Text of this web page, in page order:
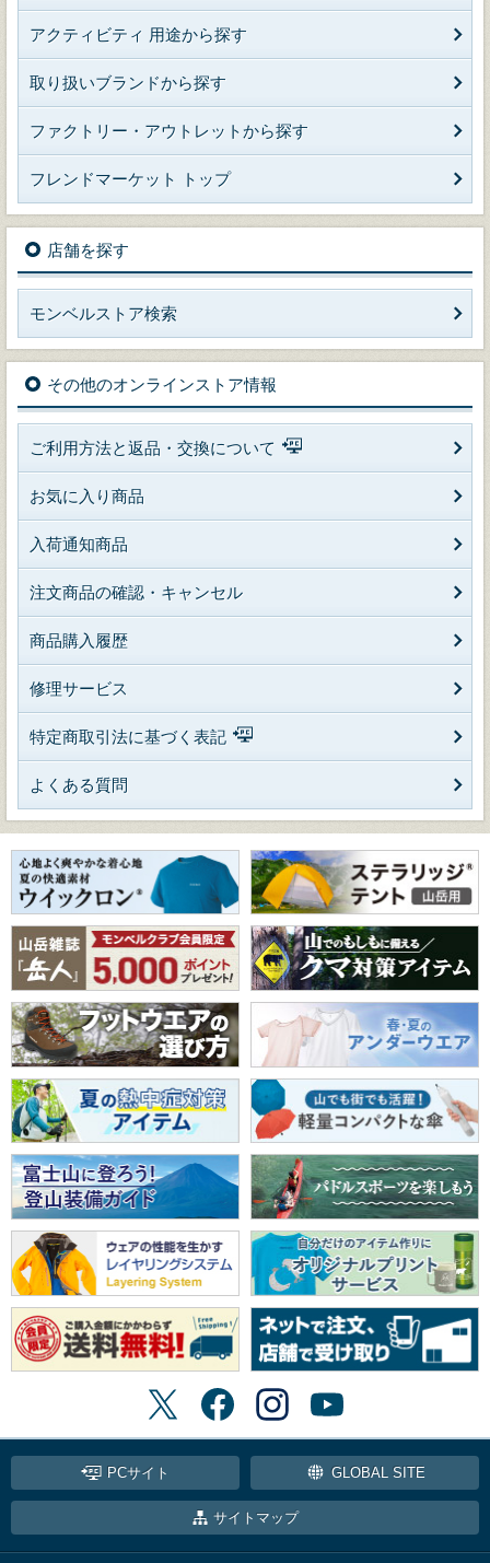
アクティビティ 用途から探す
取り扱いブランドから探す
ファクトリー・アウトレットから探す
フレンドマーケット トップ
店舗を探す
モンベルストア検索
その他のオンラインストア情報
ご利用方法と返品・交換について
お気に入り商品
入荷通知商品
注文商品の確認・キャンセル
商品購入履歴
修理サービス
特定商取引法に基づく表記
よくある質問
PCサイト GLOBAL SITE
サイトマップ